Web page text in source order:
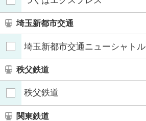
埼玉新都市交通
埼玉新都市交通ニューシャトル
秩父鉄道
秩父鉄道
関東鉄道